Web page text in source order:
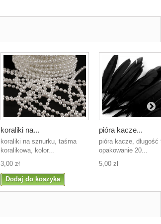
koraliki na...
koraliki na sznurku, taśma
koralikowa, kolor...
3,00 zł
Dodaj do koszyka
pióra kacze...
pióra kacze,
opakowanie 20...
5,00 zł